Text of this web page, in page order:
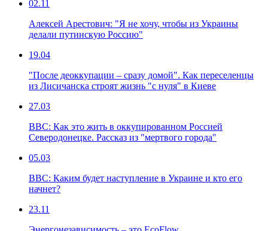
02.11
Алексей Арестович: "Я не хочу, чтобы из Украины
делали путинскую Россию"
19.04
"После деоккупации – сразу домой". Как переселенцы
из Лисичанска строят жизнь "с нуля" в Киеве
27.03
ВВС: Как это жить в оккупированном Россией
Северодонецке. Рассказ из "мертвого города"
05.03
ВВС: Каким будет наступление в Украине и кто его
начнет?
23.11